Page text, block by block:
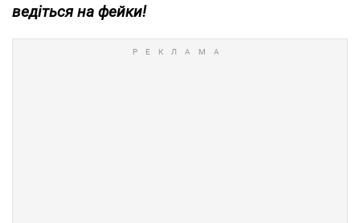
ведіться на фейки!